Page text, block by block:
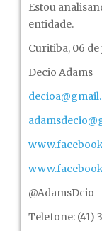
Estou
entidade.
Curitiba, 06 de
Decio Adams
@AdamsDcio
Telefone: (41)